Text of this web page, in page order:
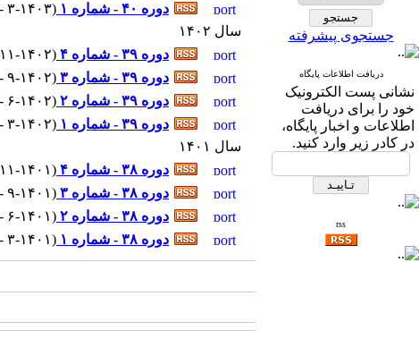
جستجوی پیشرفته
دریافت اطلاعات پایگاه
نشانی پست الکترونیک
خود را برای دریافت
اطلاعات و اخبار پایگاه،
در کادر زیر وارد کنید.
rss
دوره ۴۰ - شماره ۱
(۳-۱۴۰۳ - شماره پیاپی : ۱۵۷
سال ۱۴۰۲
دوره ۳۹ - شماره ۴
(۱۱-۱۴۰۲ - شماره پیاپی : ۱۵۶
دوره ۳۹ - شماره ۳
(۹-۱۴۰۲ - شماره پیاپی : ۱۵۵
دوره ۳۹ - شماره ۲
(۶-۱۴۰۲ - شماره پیاپی : ۱۵۴
دوره ۳۹ - شماره ۱
(۳-۱۴۰۲ - شماره پیاپی : ۱۵۳
سال ۱۴۰۱
دوره ۳۸ - شماره ۴
(۱۱-۱۴۰۱ - شماره پیاپی : ۱۵۲
دوره ۳۸ - شماره ۳
(۹-۱۴۰۱ - شماره پیاپی : ۱۵۱
دوره ۳۸ - شماره ۲
(۶-۱۴۰۱ - شماره پیاپی : ۱۵۰
دوره ۳۸ - شماره ۱
(۳-۱۴۰۱ - شماره پیاپی : ۱۴۹